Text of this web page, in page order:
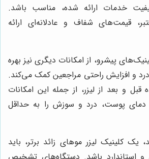
خدمات ارائه شده، مناسب باشد.
قیمت‌های شفاف و عادلانه‌ای ارائه
پیشرو، از امکانات دیگری نیز بهره
و افزایش راحتی مراجعین کمک می‌کند.
و بعد از لیزر، از جمله این امکانات
پوست، درد و سوزش را به حداقل
یک کلینیک لیزر موهای زائد برتر، باید